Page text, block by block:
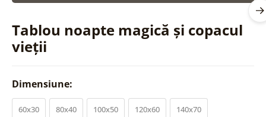
Tablou noapte magică și copacul
vieții
Dimensiune:
60x30 80x40 100x50 120x60 140x70